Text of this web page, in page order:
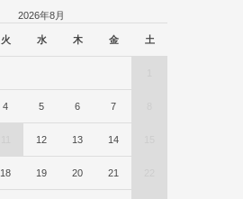
2026年8月
火 水 木 金 土
4 5 6 7
12 13 14
18 19 20 21